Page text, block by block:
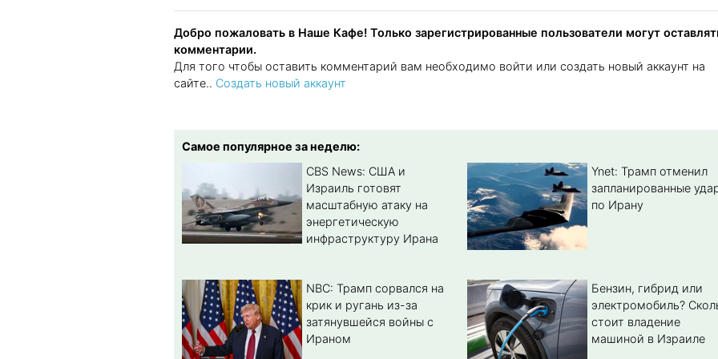
Добро пожаловать в Наше Кафе! Только зарегистрированные пользователи могут
комментарии.
Для того чтобы оставить комментарий вам необходимо войти или создать новый аккаунт на
сайте.. Создать новый аккаунт
Самое популярное за неделю:
CBS News: США и
Израиль готовят
масштабную атаку на
энергетическую
инфраструктуру Ирана
Ynet: Трамп отменил
запланированные
по Ирану
NBC: Трамп сорвался на
крик и ругань из-за
затянувшейся войны с
Ираном
Бензин, гибрид или
электромобиль?
стоит владение
машиной в Израиле